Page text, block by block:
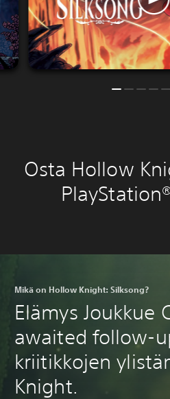
Osta Hollow
Mikä on Hollow Knight: Silksong?
Elämys Joukkue
awaited follow-
kriitikkojen
Knight.